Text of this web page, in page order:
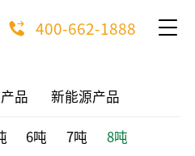
400-662-1888
品 新能源产品
6吨 7吨 8吨